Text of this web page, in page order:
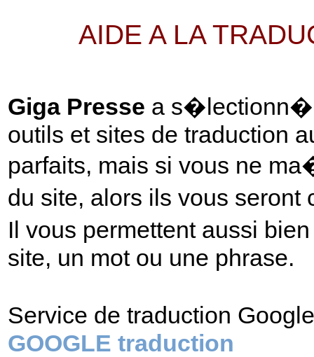
AIDE A LA
Giga Presse a s�lectionn�
outils et sites de traduction
parfaits, mais si vous ne
du site, alors ils vous
Il vous permettent aussi
site, un mot ou une phrase.
Service de traduction
GOOGLE traduction